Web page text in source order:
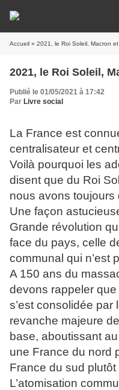
Accueil » 2021, le Roi Soleil, Macron
2021, le Roi Soleil,
Publié le 01/05/2021 à 17:42
Par Livre social
La France est
centralisateur et
Voilà pourquoi les
disent que du Roi
nous avons toujours
Une façon
Grande révolution
face du pays, celle
communal qui n’est
A 150 ans du
devons rappeler
s’est consolidée par
revanche majeure
base, aboutissant
une France du nord
France du sud
L’atomisation